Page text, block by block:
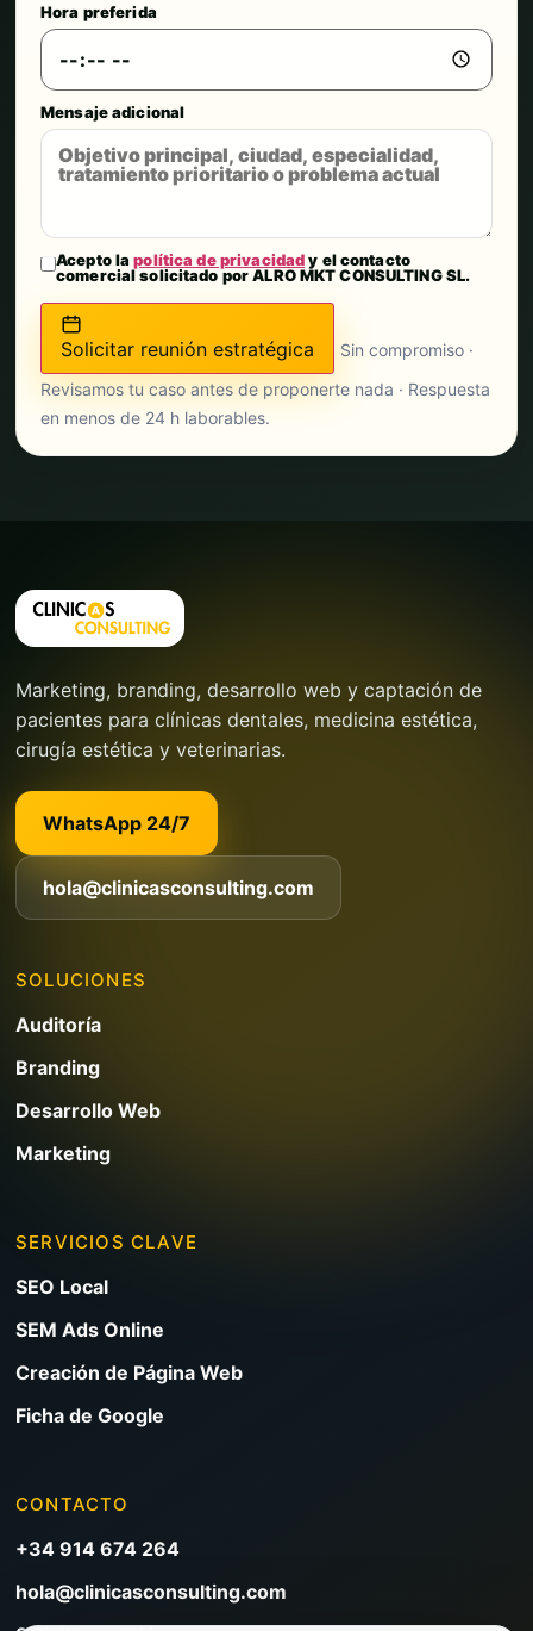
Hora preferida
Mensaje adicional
Acepto lapolítica de privacidady el contacto
comercial solicitado por ALRO MKT CONSULTING SL.
Solicitar reunión estratégica
Sin compromiso ·
Revisamos tu caso antes de proponerte nada · Respuesta
en menos de 24 h laborables.
Marketing, branding, desarrollo web y captación de
pacientes para clínicas dentales, medicina estética,
cirugía estética y veterinarias.
WhatsApp 24/7
hola@clinicasconsulting.com
SOLUCIONES
Auditoría
Branding
Desarrollo Web
Marketing
SERVICIOS CLAVE
SEO Local
SEM Ads Online
Creación de Página Web
Ficha de Google
CONTACTO
+34 914 674 264
hola@clinicasconsulting.com